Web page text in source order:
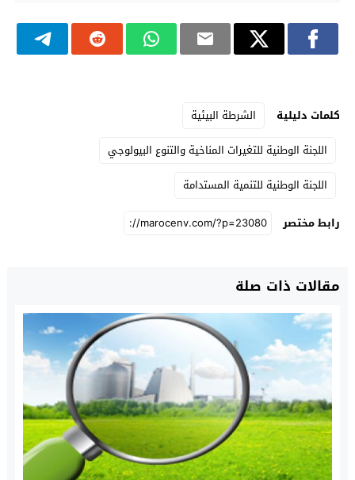
كلمات دليلية
الشرطة البيئية
اللجنة الوطنية للتغيرات المناخية والتنوع البيولوجي
اللجنة الوطنية للتنمية المستدامة
رابط مختصر
مقالات ذات صلة